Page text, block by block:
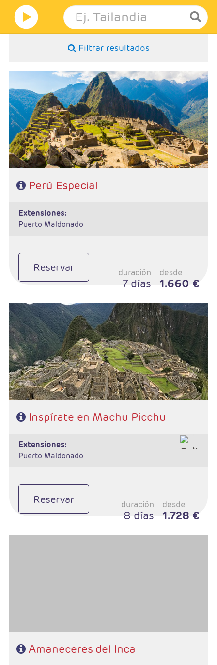
Filtrar resultados
- Ruta: 2 noches Lima, 2 noches Cusco y 1 noche Valle Sagrado
- Categoría hotelera: A elegir
- Régimen: 5 desayunos y 2 almuerzos
Perú Especial
extensiones:
Puerto Maldonado
Reservar duración
7 días
desde
1.660 €
- Salidas: Diarias
- Ruta: 2 noches Lima, 2 noches Cusco, 1noche Aguas Calientes y
1noche Cusco
- Categoría hotelera: A elegir
- Régimen: 6 desayunos y 1almuerzo
Inspírate en Machu Picchu
extensiones:
Puerto Maldonado
Reservar duración
8 días
desde
1.728 €
Amaneceres del Inca